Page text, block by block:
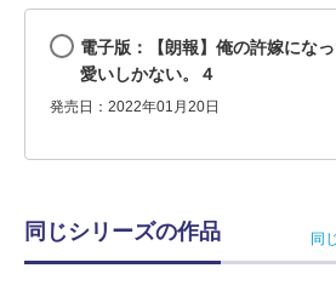
電子版：【朗報】俺の許嫁にな
愛いしかない。４
発売日：2022年01月20日
同じシリーズの作品 同